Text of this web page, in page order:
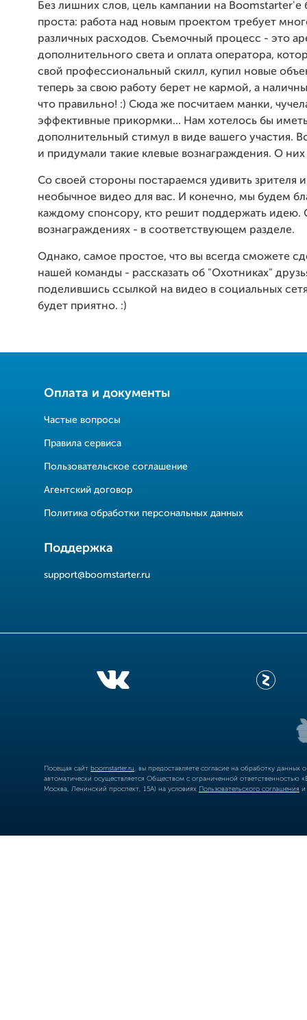
Без лишних слов, цель кампании на Boomstarter'e
проста: работа над новым проектом требует
различных расходов. Съемочный процесс - это
дополнительного света и оплата оператора,
свой профессиональный скилл, купил новые
теперь за свою работу берет не кармой, а
что правильно! :) Сюда же посчитаем манки,
эффективные прикормки... Нам хотелось бы
дополнительный стимул в виде вашего участия.
и придумали такие клевые вознаграждения. О
Со своей стороны постараемся удивить зрителя и
необычное видео для вас. И конечно, мы будем
каждому спонсору, кто решит поддержать идею.
вознаграждениях - в соответствующем разделе.
Однако, самое простое, что вы всегда сможете
нашей команды - рассказать об "Охотниках"
поделившись ссылкой на видео в социальных
будет приятно. :)
Оплата и документы
Частые вопросы
Правила сервиса
Пользовательское соглашение
Агентский договор
Политика обработки персональных данных
Поддержка
support@boomstarter.ru
Посещая сайт boomstarter.ru , вы предоставляете согласие на обработку
автоматически осуществляется Обществом с ограниченной
Москва, Ленинский проспект, 15А) на условиях Пользовательского соглашения и